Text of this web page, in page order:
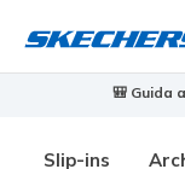
🎒 Guida
Slip-ins